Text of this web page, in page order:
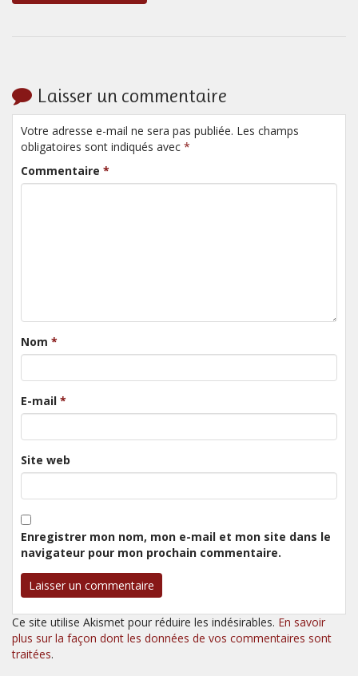
Laisser un commentaire
Votre adresse e-mail ne sera pas publiée. Les champs
obligatoires sont indiqués avec *
Commentaire *
Nom *
E-mail *
Site web
Enregistrer mon nom, mon e-mail et mon site dans le
navigateur pour mon prochain commentaire.
Ce site utilise Akismet pour réduire les indésirables. En savoir
plus sur la façon dont les données de vos commentaires sont
traitées.